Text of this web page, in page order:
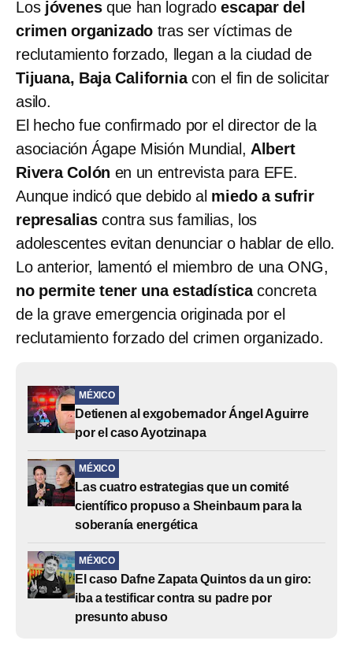
Los jóvenes que han logrado escapar del
crimen organizado tras ser víctimas de
reclutamiento forzado, llegan a la ciudad de
Tijuana, Baja Californiacon el fin de solicitar
asilo.
El hecho fue confirmado por el director de la
asociación Ágape Misión Mundial, Albert
Rivera Colón en un entrevista para EFE.
Aunque indicó que debido al miedo a sufrir
represaliascontra sus familias, los
adolescentes evitan denunciar o hablar de ello.
Lo anterior, lamentó el miembro de una ONG,
no permite tener una estadísticaconcreta
de la grave emergencia originada por el
reclutamiento forzado del crimen organizado.
MÉXICO
Detienen al exgobernador Ángel Aguirre
por el caso Ayotzinapa
MÉXICO
Las cuatro estrategias que un comité
científico propuso a Sheinbaum para la
soberanía energética
MÉXICO
El caso Dafne Zapata Quintos da un giro:
iba a testificar contra su padre por
presunto abuso